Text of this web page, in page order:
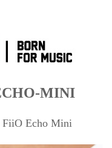
MINI
FiiO Echo Mini